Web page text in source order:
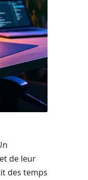
de leur
des temps